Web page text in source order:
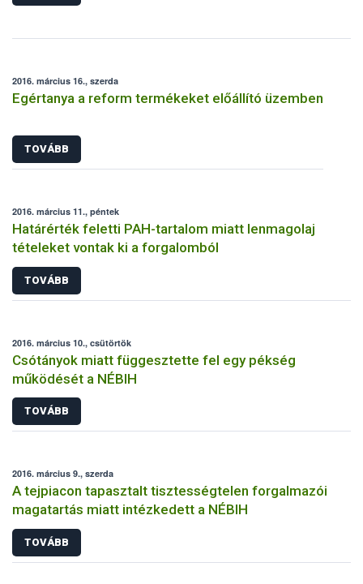
Albizottsága és a Földművelésügyi Minisztérium Élelmiszerlánc-
vadgazdálkodás aktuális kérdései 2016„ címmel konferenciát
vadegészségügy, vadgazdálkodás, állategészségügy, valamint a
vadászati igazgatás területén dolgozó szakemberek tartják az
2016. március 16., szerda
Egértanya a reform termékeket előállító üzemben
TOVÁBB
2016. március 11., péntek
Határérték feletti PAH-tartalom miatt lenmagolaj
tételeket vontak ki a forgalomból
TOVÁBB
2016. március 10., csütörtök
Csótányok miatt függesztette fel egy pékség
működését a NÉBIH
TOVÁBB
2016. március 9., szerda
A tejpiacon tapasztalt tisztességtelen forgalmazói
magatartás miatt intézkedett a NÉBIH
TOVÁBB